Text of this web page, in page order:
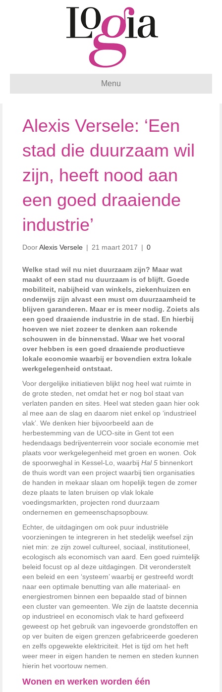
Menu
Alexis Versele: ‘Een
stad die duurzaam wil
zijn, heeft nood aan
een goed draaiende
industrie’
DoorAlexis Versele | 21 maart 2017 | 0
Welke stad wil nu niet duurzaam zijn? Maar wat
maakt of een stad nu duurzaam is of blijft. Goede
mobiliteit, nabijheid van winkels, ziekenhuizen en
onderwijs zijn alvast een must om duurzaamheid te
blijven garanderen. Maar er is meer nodig. Zoiets als
een goed draaiende industrie in de stad. En hierbij
hoeven we niet zozeer te denken aan rokende
schouwen in de binnenstad. Waar we het vooral
over hebben is een goed draaiende productieve
lokale economie waarbij er bovendien extra lokale
werkgelegenheid ontstaat.
Voor dergelijke initiatieven blijkt nog heel wat ruimte in
de grote steden, net omdat het er nog bol staat van
verlaten panden en sites. Heel wat steden gaan hier ook
al mee aan de slag en daarom niet enkel op ‘industrieel
vlak’. We denken hier bijvoorbeeld aan de
herbestemming van de UCO-site in Gent tot een
hedendaags bedrijventerrein voor sociale economie met
plaats voor werkgelegenheid met groen en wonen. Ook
de spoorweghal in Kessel-Lo, waarbij Hal 5 binnenkort
de thuis wordt van een project waarbij tien organisaties
de handen in mekaar slaan om hopelijk tegen de zomer
deze plaats te laten bruisen op vlak lokale
voedingsmarkten, projecten rond duurzaam
ondernemen en gemeenschapsopbouw.
Echter, de uitdagingen om ook puur industriële
voorzieningen te integreren in het stedelijk weefsel zijn
niet min: ze zijn zowel cultureel, sociaal, institutioneel,
ecologisch als economisch van aard. Een goed ruimtelijk
beleid focust op al deze uitdagingen. Dit veronderstelt
een beleid en een ‘systeem’ waarbij er gestreefd wordt
naar een optimale benutting van alle materiaal- en
energiestromen binnen een bepaalde stad of binnen
een cluster van gemeenten. We zijn de laatste decennia
op industrieel en economisch vlak te hard gefixeerd
geweest op het gebruik van ingevoerde grondstoffen en
op ver buiten de eigen grenzen gefabriceerde goederen
en zelfs opgewekte elektriciteit. Het is tijd om het heft
weer meer in eigen handen te nemen en steden kunnen
hierin het voortouw nemen.
Wonen en werken worden één